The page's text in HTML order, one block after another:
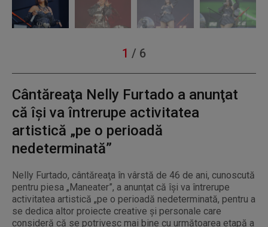
1 / 6
Cântăreaţa Nelly Furtado a anunţat
că îşi va întrerupe activitatea
artistică „pe o perioadă
nedeterminată”
Nelly Furtado, cântăreaţa în vârstă de 46 de ani, cunoscută
pentru piesa „Maneater”, a anunţat că îşi va întrerupe
activitatea artistică „pe o perioadă nedeterminată, pentru a
se dedica altor proiecte creative şi personale care
consideră că se potrivesc mai bine cu următoarea etapă a